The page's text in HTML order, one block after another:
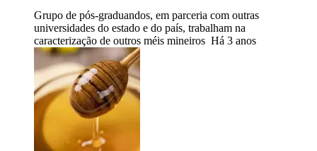
Grupo de pós-graduandos, em parceria com outras
universidades do estado e do país, trabalham na
caracterização de outros méis mineiros Há 3 anos